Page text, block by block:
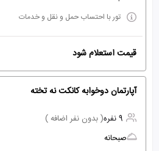
تور با احتساب حمل و نقل و خدمات
قیمت استعلام شود
آپارتمان دوخوابه کانکت نه تخته
9 نفره
( بدون نفر اضافه )
صبحانه